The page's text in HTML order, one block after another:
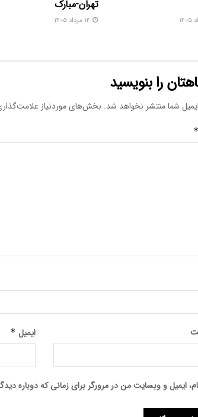
تهران-مبارک
را بنویسید
شما منتشر نخواهد شد. بخش‌های موردنیاز
*
ایمیل *
ایمیل و وبسایت من در مرورگر برای زمانی که دوباره